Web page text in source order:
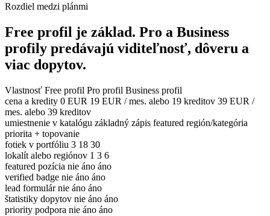
Rozdiel medzi plánmi
Free profil je základ. Pro a Business
profily predávajú viditeľnosť, dôveru a
viac dopytov.
Vlastnosť Free profil Pro profil Business profil
cena a kredity 0 EUR 19 EUR / mes. alebo 19 kreditov 39 EUR /
mes. alebo 39 kreditov
umiestnenie v katalógu základný zápis featured región/kategória
priorita + topovanie
fotiek v portfóliu 3 18 30
lokalít alebo regiónov 1 3 6
featured pozícia nie áno áno
verified badge nie áno áno
lead formulár nie áno áno
štatistiky dopytov nie áno áno
priority podpora nie áno áno